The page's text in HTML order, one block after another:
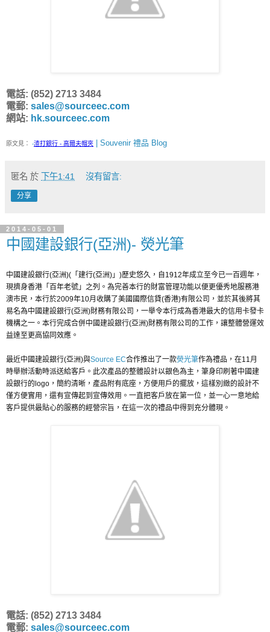
電話: (852) 2713 3484
電郵: sales@sourceec.com
網站: hk.sourceec.com
原文見： -渣打銀行 - 高爾夫帽夾 | Souvenir 禮品 Blog
匿名 於 下午1:41 沒有留言:
分享
2014-05-01
中國建設銀行(亞洲)- 熒光筆
中國建設銀行(亞洲)(「建行(亞洲)」)歷史悠久，自1912年成立至今已一百週年，
現擠身香港「百年老號」之列。為完善本行的財富管理功能以便更優秀地服務港
澳市民，本行於2009年10月收購了美國國際信貸(香港)有限公司，並於其後將其
易名為中國建設銀行(亞洲)財務有限公司，一舉令本行成為香港最大的信用卡發卡
機構之一。本行完成合併中國建設銀行(亞洲)財務有限公司的工作，讓整體營運效
益達至更高協同效應。
最近中國建設銀行(亞洲)與Source EC合作推出了一款熒光筆作為禮品，在11月
時舉辦活動時派送給客戶。此次產品的整體設計以銀色為主，筆身印刷著中國建
設銀行的logo，簡約清晰，產品附有底座，方便用戶的擺放，這樣別緻的設計不
僅方便實用，還有宣傳起到宣傳效用。一直把客戶放在第一位，並一心一意地給
客戶提供最貼心的服務的經營宗旨，在這一次的禮品中得到充分體現。
電話: (852) 2713 3484
電郵: sales@sourceec.com